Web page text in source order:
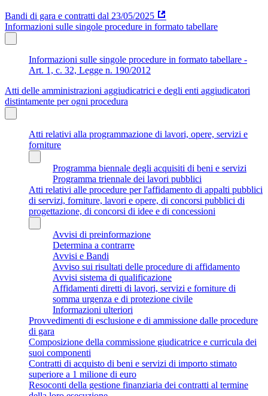
Bandi di gara e contratti dal 23/05/2025
Informazioni sulle singole procedure in formato tabellare
Informazioni sulle singole procedure in formato tabellare -
Art. 1, c. 32, Legge n. 190/2012
Atti delle amministrazioni aggiudicatrici e degli enti aggiudicatori
distintamente per ogni procedura
Atti relativi alla programmazione di lavori, opere, servizi e
forniture
Programma biennale degli acquisiti di beni e servizi
Programma triennale dei lavori pubblici
Atti relativi alle procedure per l'affidamento di appalti pubblici
di servizi, forniture, lavori e opere, di concorsi pubblici di
progettazione, di concorsi di idee e di concessioni
Avvisi di preinformazione
Determina a contrarre
Avvisi e Bandi
Avviso sui risultati delle procedure di affidamento
Avvisi sistema di qualificazione
Affidamenti diretti di lavori, servizi e forniture di
somma urgenza e di protezione civile
Informazioni ulteriori
Provvedimenti di esclusione e di ammissione dalle procedure
di gara
Composizione della commissione giudicatrice e curricula dei
suoi componenti
Contratti di acquisto di beni e servizi di importo stimato
superiore a 1 milione di euro
Resoconti della gestione finanziaria dei contratti al termine